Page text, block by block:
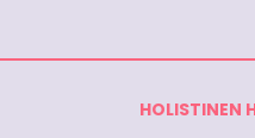
HOLISTINEN